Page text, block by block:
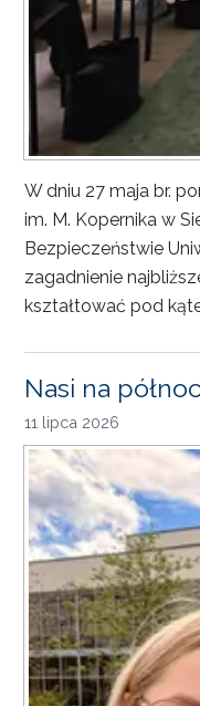
W dniu 27 maja br.
im. M. Kopernika w
Bezpieczeństwie
zagadnienie
kształtować pod
Nasi na
11 lipca 2026